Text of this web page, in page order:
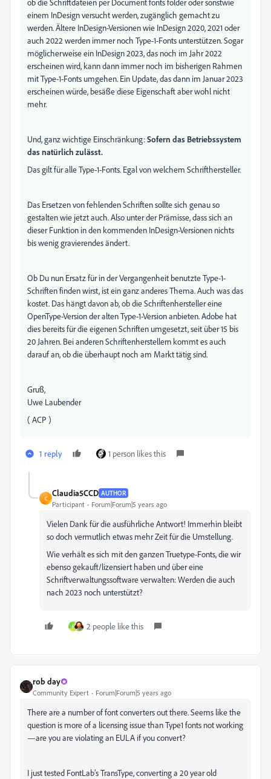
ob die Schriftdateien per Document fonts folder oder sonstwie
einem InDesign versucht werden, zugänglich gemacht zu
werden. Ältere InDesign-Versionen wie InDesign 2020, 2021 oder
auch 2022 werden immer noch Type-1-Fonts unterstützen. Sogar
möglicherweise ein InDesign 2023, das noch im Jahr 2022
erscheinen wird, kann dann immer noch im bisherigen Rahmen
mit Type-1-Fonts umgehen. Ein Update, das dann im Januar 2023
erscheinen würde, besäße diese Eigenschaft aber wohl nicht
mehr.
Und, ganz wichtige Einschränkung:Sofern das Betriebssystem
das natürlich zulässt.
Das gilt für alle Type-1-Fonts. Egal von welchem Schrifthersteller.
Das Ersetzen von fehlenden Schriften sollte sich genau so
gestalten wie jetzt auch. Also unter der Prämisse, dass sich an
dieser Funktion in den kommenden InDesign-Versionen nichts
bis wenig gravierendes ändert.
Ob Du nun Ersatz für in der Vergangenheit benutzte Type-1-
Schriften finden wirst, ist ein ganz anderes Thema. Auch was das
kostet. Das hängt davon ab, ob die Schriftenhersteller eine
OpenType-Version der alten Type-1-Version anbieten. Adobe hat
dies bereits für die eigenen Schriften umgesetzt, seit über 15 bis
20 Jahren. Bei anderen Schriftenherstellern kommt es auch
darauf an, ob die überhaupt noch am Markt tätig sind.
Gruß,
Uwe Laubender
( ACP )
1 reply 1 person likes this
C
Claudia5CCD AUTHOR
Participant Forum|Forum|5 years ago
Vielen Dank für die ausführliche Antwort! Immerhin bleibt
so doch vermutlich etwas mehr Zeit für die Umstellung.
Wie verhält es sich mit den ganzen Truetype-Fonts, die wir
ebenso gekauft/lizensiert haben und über eine
Schriftverwaltungssoftware verwalten: Werden die auch
nach 2023 noch unterstützt?
F 2 people like this
rob day
Community Expert Forum|Forum|5 years ago
There are a number of font converters out there. Seems like the
question is more of a licensing issue than Type1 fonts not working
—are you are violating an EULA if you convert?
I just tested FontLab’s TransType, converting a 20 year old